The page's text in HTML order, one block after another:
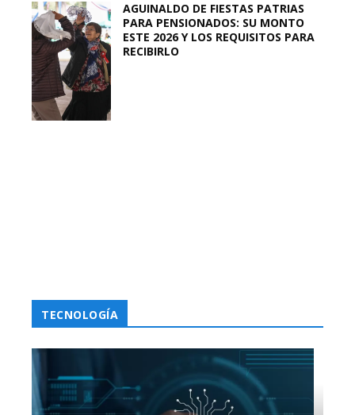
AGUINALDO DE FIESTAS PATRIAS
PARA PENSIONADOS: SU MONTO
ESTE 2026 Y LOS REQUISITOS PARA
RECIBIRLO
TECNOLOGÍA